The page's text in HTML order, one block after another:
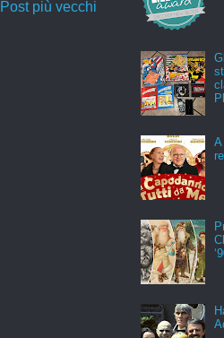
Post più vecchi